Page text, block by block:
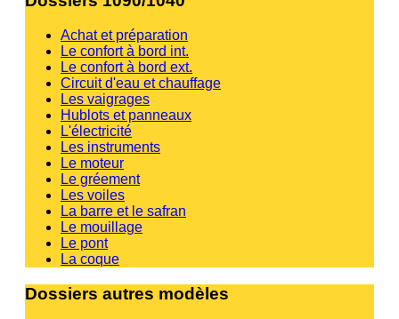
Achat et préparation
Le confort à bord int.
Le confort à bord ext.
Circuit d'eau et chauffage
Les vaigrages
Hublots et panneaux
L'électricité
Les instruments
Le moteur
Le gréement
Les voiles
La barre et le safran
Le mouillage
Le pont
La coque
Dossiers autres modèles